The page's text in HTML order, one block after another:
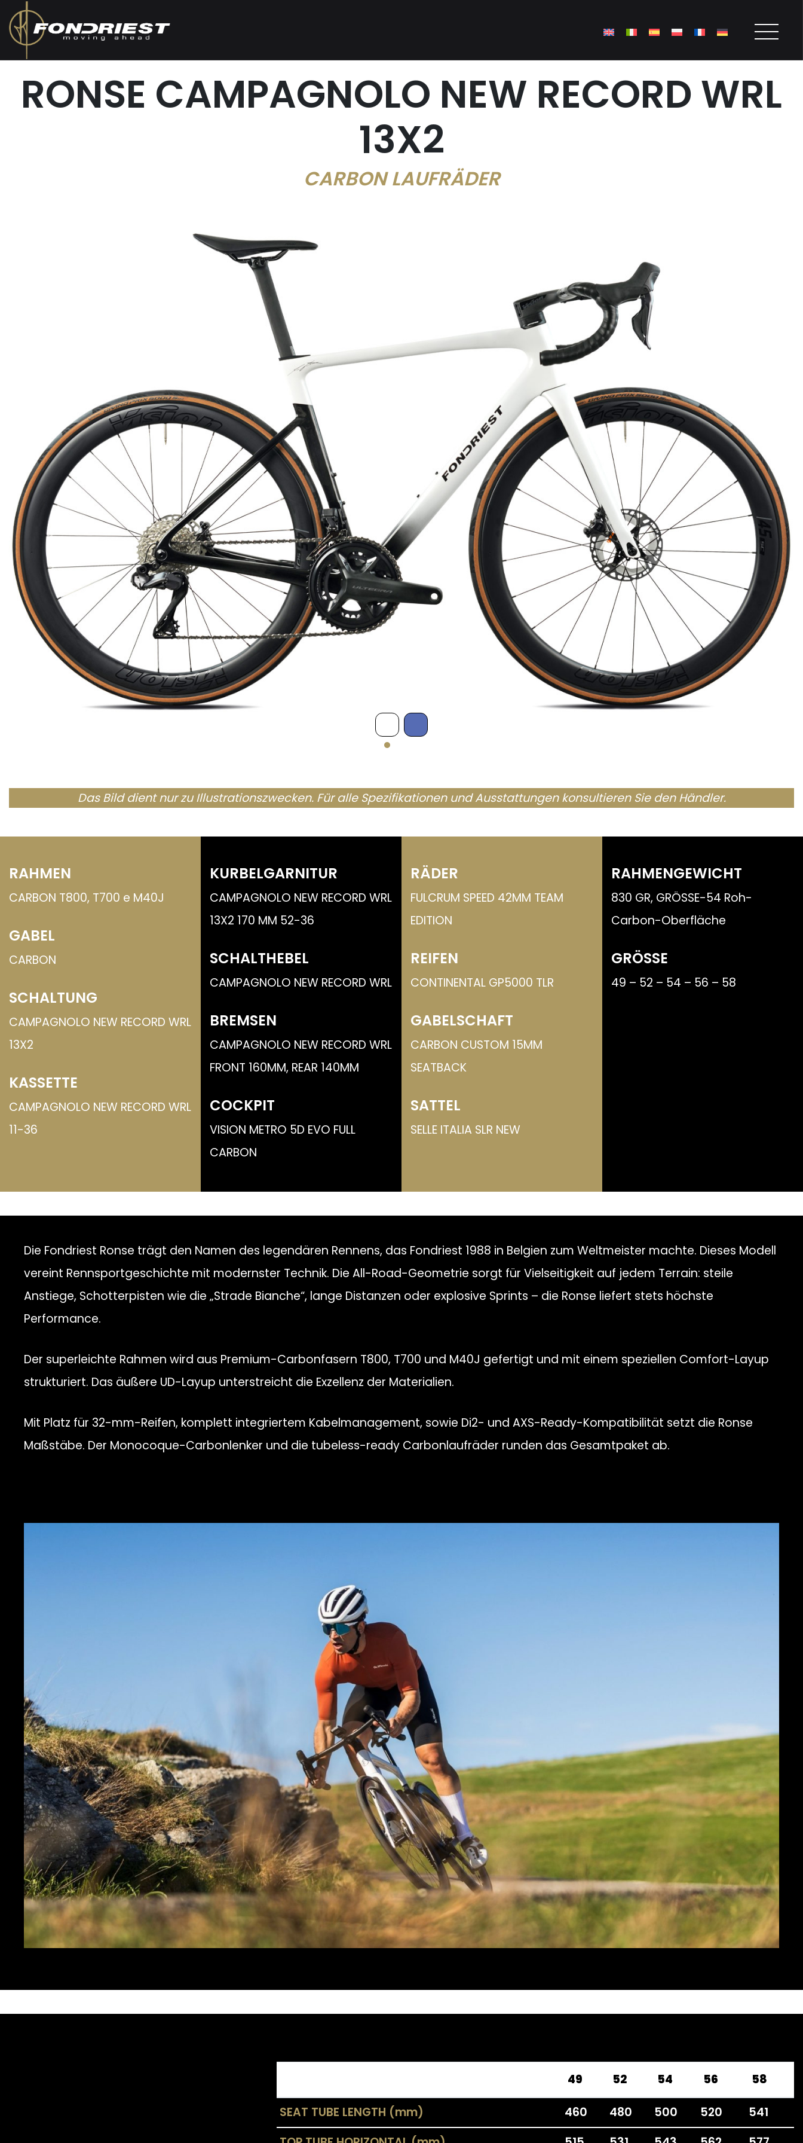
RONSE CAMPAGNOLO NEW RECORD WRL
13X2
CARBON LAUFRÄDER
Das Bild dient nur zu Illustrationszwecken. Für alle Spezifikationen und Ausstattungen konsultieren Sie den Händler.
RAHMEN
CARBON T800, T700 e M40J
GABEL
CARBON
SCHALTUNG
CAMPAGNOLO NEW RECORD WRL
13X2
KASSETTE
CAMPAGNOLO NEW RECORD WRL
11-36
KURBELGARNITUR
CAMPAGNOLO NEW RECORD WRL
13X2 170 MM 52-36
SCHALTHEBEL
CAMPAGNOLO NEW RECORD WRL
BREMSEN
CAMPAGNOLO NEW RECORD WRL
FRONT 160MM, REAR 140MM
COCKPIT
VISION METRO 5D EVO FULL
CARBON
RÄDER
FULCRUM SPEED 42MM TEAM
EDITION
REIFEN
CONTINENTAL GP5000 TLR
GABELSCHAFT
CARBON CUSTOM 15MM
SEATBACK
SATTEL
SELLE ITALIA SLR NEW
RAHMENGEWICHT
830 GR, GRÖSSE-54 Roh-
Carbon-Oberfläche
GRÖSSE
49 – 52 – 54 – 56 – 58
Die Fondriest Ronse trägt den Namen des legendären Rennens, das Fondriest 1988 in Belgien zum Weltmeister machte. Dieses Modell
vereint Rennsportgeschichte mit modernster Technik. Die All-Road-Geometrie sorgt für Vielseitigkeit auf jedem Terrain: steile
Anstiege, Schotterpisten wie die „Strade Bianche“, lange Distanzen oder explosive Sprints – die Ronse liefert stets höchste
Performance.
Der superleichte Rahmen wird aus Premium-Carbonfasern T800, T700 und M40J gefertigt und mit einem speziellen Comfort-Layup
strukturiert. Das äußere UD-Layup unterstreicht die Exzellenz der Materialien.
Mit Platz für 32-mm-Reifen, komplett integriertem Kabelmanagement, sowie Di2- und AXS-Ready-Kompatibilität setzt die Ronse
Maßstäbe. Der Monocoque-Carbonlenker und die tubeless-ready Carbonlaufräder runden das Gesamtpaket ab.
49 52 54 56 58
SEAT TUBE LENGTH (mm) 460 480 500 520
541